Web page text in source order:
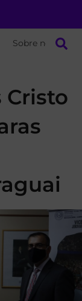
Sobre nós
Cristo